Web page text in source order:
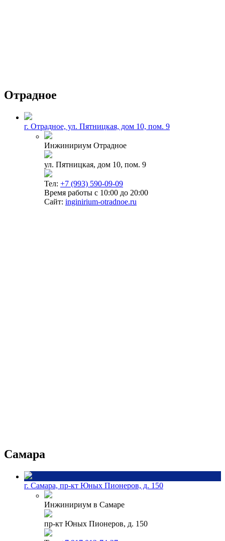
Отрадное
г. Отрадное, ул. Пятницкая, дом 10, пом. 9
Инжинириум Отрадное
ул. Пятницкая, дом 10, пом. 9
Тел: +7 (993) 590-09-09
Время работы с 10:00 до 20:00
Сайт: inginirium-otradnoe.ru
Самара
г. Самара, пр-кт Юных Пионеров, д. 150
Инжинириум в Самаре
пр-кт Юных Пионеров, д. 150